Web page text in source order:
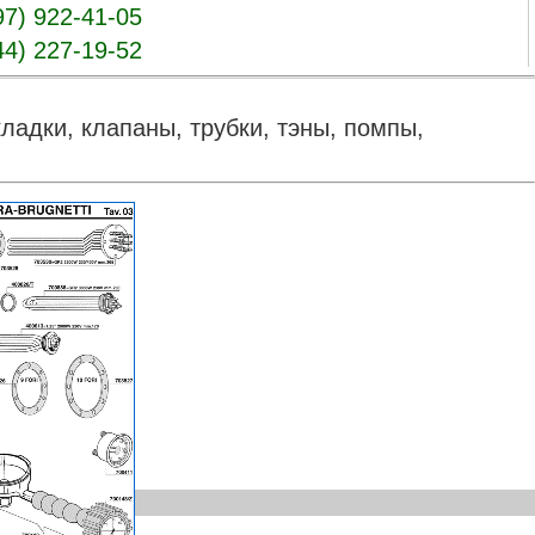
922-41-05
227-19-52
клапаны, трубки, тэны, помпы,